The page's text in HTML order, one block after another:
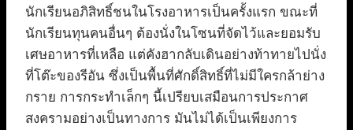
นักเรียนอภิสิทธิ์ชนในโรงอาหารเป็นครั้งแรก ขณะที่
นักเรียนทุนคนอื่นๆ ต้องนั่งในโซนที่จัดไว้และยอมรับ
เศษอาหารที่เหลือ แต่คังฮากลับเดินอย่างท้าทายไปนั่ง
ที่โต๊ะของรีอัน ซึ่งเป็นพื้นที่ศักดิ์สิทธิ์ที่ไม่มีใครกล้าย่าง
กราย การกระทำเล็กๆ นี้เปรียบเสมือนการประกาศ
สงครามอย่างเป็นทางการ มันไม่ได้เป็นเพียงการ